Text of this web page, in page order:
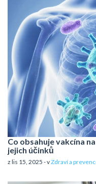
Co obsahuje vakcína
jejich účinků
z lis 15, 2025 - vZdraví a